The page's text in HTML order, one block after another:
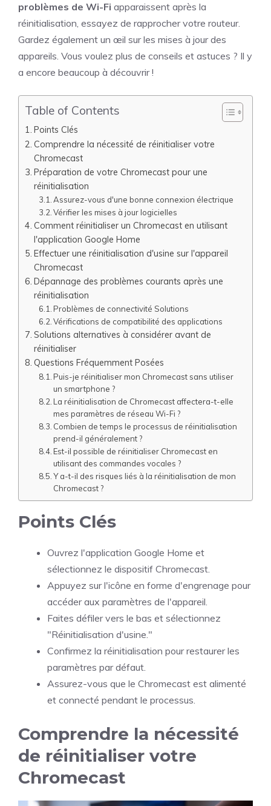
problèmes de Wi-Fi apparaissent après la
réinitialisation, essayez de rapprocher votre routeur.
Gardez également un œil sur les mises à jour des
appareils. Vous voulez plus de conseils et astuces ? Il y
a encore beaucoup à découvrir !
Table of Contents
Points Clés
Comprendre la nécessité de réinitialiser votre
Chromecast
Préparation de votre Chromecast pour une
réinitialisation
Assurez-vous d'une bonne connexion électrique
Vérifier les mises à jour logicielles
Comment réinitialiser un Chromecast en utilisant
l'application Google Home
Effectuer une réinitialisation d'usine sur l'appareil
Chromecast
Dépannage des problèmes courants après une
réinitialisation
Problèmes de connectivité Solutions
Vérifications de compatibilité des applications
Solutions alternatives à considérer avant de
réinitialiser
Questions Fréquemment Posées
Puis-je réinitialiser mon Chromecast sans utiliser
un smartphone ?
La réinitialisation de Chromecast affectera-t-elle
mes paramètres de réseau Wi-Fi ?
Combien de temps le processus de réinitialisation
prend-il généralement ?
Est-il possible de réinitialiser Chromecast en
utilisant des commandes vocales ?
Y a-t-il des risques liés à la réinitialisation de mon
Chromecast ?
Points Clés
Ouvrez l'application Google Home et
sélectionnez le dispositif Chromecast.
Appuyez sur l'icône en forme d'engrenage pour
accéder aux paramètres de l'appareil.
Faites défiler vers le bas et sélectionnez
"Réinitialisation d'usine."
Confirmez la réinitialisation pour restaurer les
paramètres par défaut.
Assurez-vous que le Chromecast est alimenté
et connecté pendant le processus.
Comprendre la nécessité
de réinitialiser votre
Chromecast